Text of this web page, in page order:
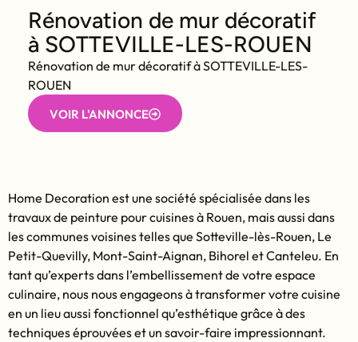
Rénovation de mur décoratif
à SOTTEVILLE-LES-ROUEN
Rénovation de mur décoratif à SOTTEVILLE-LES-
ROUEN
VOIR L'ANNONCE
Home Decoration est une société spécialisée dans les
travaux de peinture pour cuisines à Rouen, mais aussi dans
les communes voisines telles que Sotteville-lès-Rouen, Le
Petit-Quevilly, Mont-Saint-Aignan, Bihorel et Canteleu. En
tant qu’experts dans l’embellissement de votre espace
culinaire, nous nous engageons à transformer votre cuisine
en un lieu aussi fonctionnel qu’esthétique grâce à des
techniques éprouvées et un savoir-faire impressionnant.